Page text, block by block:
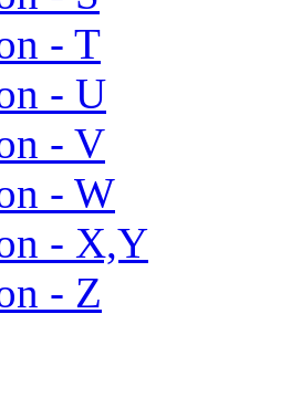
- T
- U
- V
- W
- X,Y
- Z